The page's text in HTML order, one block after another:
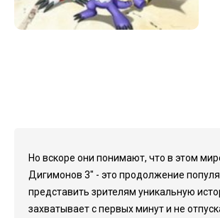
Но вскоре они понимают, что в этом
Дигимонов 3" - это продолжение
представить зрителям уникальную
захватывает с первых минут и не